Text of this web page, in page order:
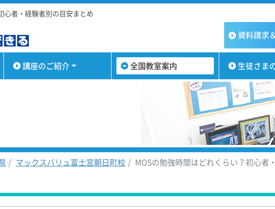
心者・経験者別の目安まとめ
資料請求
講座のご紹介 全国教室案内 生徒さま
マックスバリュ富士宮朝日町校 MOSの勉強時間はどれくらい？初心者